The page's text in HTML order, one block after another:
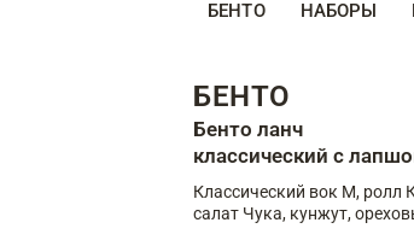
БЕНТО НАБОРЫ
БЕНТО
Бенто ланч
классический с
Классический вок М, ролл
салат Чука, кунжут,